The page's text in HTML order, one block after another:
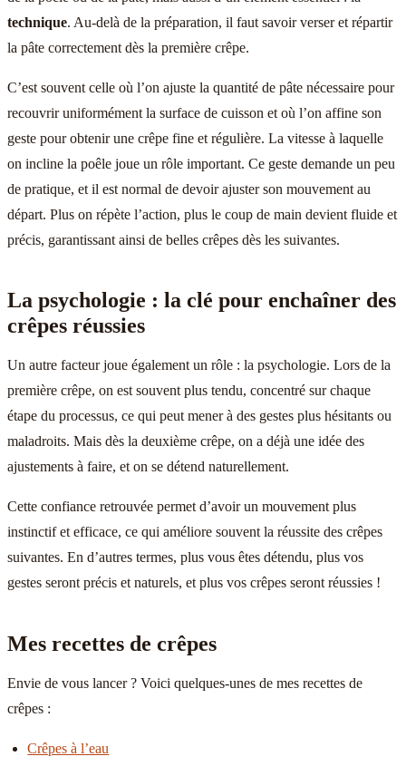
technique. Au-delà de la préparation, il faut savoir verser et répartir
la pâte correctement dès la première crêpe.
C’est souvent celle où l’on ajuste la quantité de pâte nécessaire pour
recouvrir uniformément la surface de cuisson et où l’on affine son
geste pour obtenir une crêpe fine et régulière. La vitesse à laquelle
on incline la poêle joue un rôle important. Ce geste demande un peu
de pratique, et il est normal de devoir ajuster son mouvement au
départ. Plus on répète l’action, plus le coup de main devient fluide et
précis, garantissant ainsi de belles crêpes dès les suivantes.
La psychologie : la clé pour enchaîner des
crêpes réussies
Un autre facteur joue également un rôle : la psychologie. Lors de la
première crêpe, on est souvent plus tendu, concentré sur chaque
étape du processus, ce qui peut mener à des gestes plus hésitants ou
maladroits. Mais dès la deuxième crêpe, on a déjà une idée des
ajustements à faire, et on se détend naturellement.
Cette confiance retrouvée permet d’avoir un mouvement plus
instinctif et efficace, ce qui améliore souvent la réussite des crêpes
suivantes. En d’autres termes, plus vous êtes détendu, plus vos
gestes seront précis et naturels, et plus vos crêpes seront réussies !
Mes recettes de crêpes
Envie de vous lancer ? Voici quelques-unes de mes recettes de
crêpes :
Crêpes à l’eau